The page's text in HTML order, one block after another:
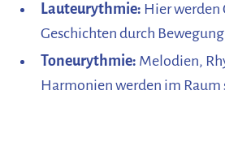
Lauteurythmie: Hier werden
Geschichten durch
Toneurythmie: Melodien,
Harmonien werden im Raum